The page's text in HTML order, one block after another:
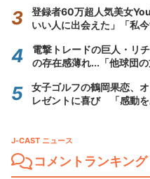
登録者60万超人気美女
いい人に出会えた」「私
電撃トレードの巨人・リ
の存在感薄れ...「他球団
女子ゴルフの鶴岡果恋、
レゼントに喜び 「感動を
J-CAST ニュース
コメントランキング